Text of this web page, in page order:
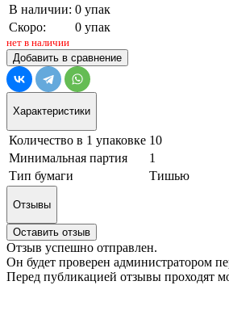
В наличии: 0 упак
Скоро:
0 упак
нет в наличии
Добавить в сравнение
Характеристики
Количество в 1 упаковке 10
Минимальная партия
1
Тип бумаги
Тишью
Отзывы
Оставить отзыв
Отзыв успешно отправлен.
Он будет проверен администратором
Перед публикацией отзывы проходят